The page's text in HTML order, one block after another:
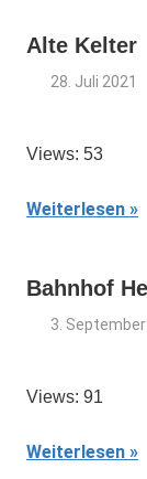
Alte Kelter
28. Juli 2021
Views: 53
Weiterlesen
Bahnhof
3.
Views: 91
Weiterlesen